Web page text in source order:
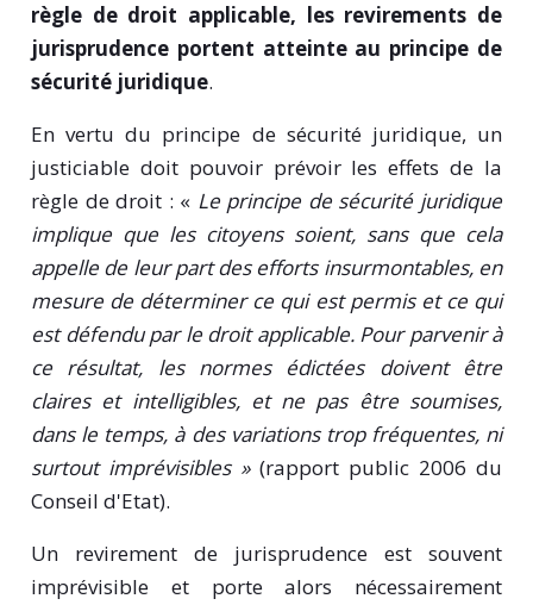
règle de droit applicable, les revirements de
jurisprudence portent atteinte au principe de
sécurité juridique.
En vertu du principe de sécurité juridique, un
justiciable doit pouvoir prévoir les effets de la
règle de droit : « Le principe de sécurité juridique
implique que les citoyens soient, sans que cela
appelle de leur part des efforts insurmontables, en
mesure de déterminer ce qui est permis et ce qui
est défendu par le droit applicable. Pour parvenir à
ce résultat, les normes édictées doivent être
claires et intelligibles, et ne pas être soumises,
dans le temps, à des variations trop fréquentes, ni
surtout imprévisibles » (rapport public 2006 du
Conseil d'Etat).
Un revirement de jurisprudence est souvent
imprévisible et porte alors nécessairement